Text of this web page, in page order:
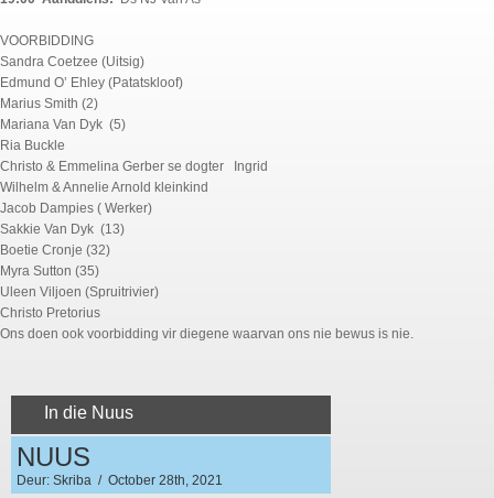
VOORBIDDING
Sandra Coetzee (Uitsig)
Edmund O’ Ehley (Patatskloof)
Marius Smith (2)
Mariana Van Dyk (5)
Ria Buckle
Christo & Emmelina Gerber se dogter Ingrid
Wilhelm & Annelie Arnold kleinkind
Jacob Dampies ( Werker)
Sakkie Van Dyk (13)
Boetie Cronje (32)
Myra Sutton (35)
Uleen Viljoen (Spruitrivier)
Christo Pretorius
Ons doen ook voorbidding vir diegene waarvan ons nie bewus is nie.
In die Nuus
NUUS
Deur: Skriba / October 28th, 2021